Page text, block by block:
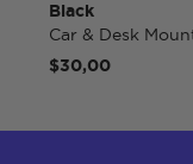
Black
Car & Desk Mount
$30,00